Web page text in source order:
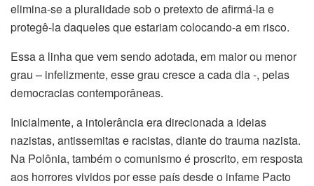
elimina-se a pluralidade sob o pretexto de afirmá-la e
protegê-la daqueles que estariam colocando-a em risco.
Essa a linha que vem sendo adotada, em maior ou menor
grau – infelizmente, esse grau cresce a cada dia -, pelas
democracias contemporâneas.
Inicialmente, a intolerância era direcionada a ideias
nazistas, antissemitas e racistas, diante do trauma nazista.
Na Polônia, também o comunismo é proscrito, em resposta
aos horrores vividos por esse país desde o infame Pacto